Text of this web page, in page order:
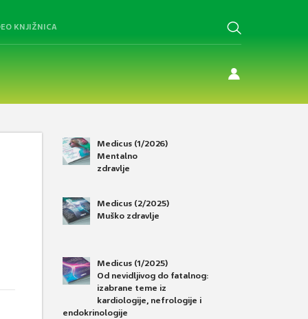
KNJIŽNICA
Medicus (1/2026)
Mentalno
zdravlje
Medicus (2/2025)
Muško zdravlje
Medicus (1/2025)
Od nevidljivog do fatalnog:
izabrane teme iz
kardiologije, nefrologije i
endokrinologije